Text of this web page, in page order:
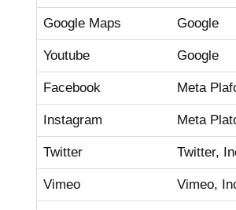
Google Maps Google
Youtube Google
Facebook Meta
Instagram Meta
Twitter Twitter,
Vimeo Vimeo,